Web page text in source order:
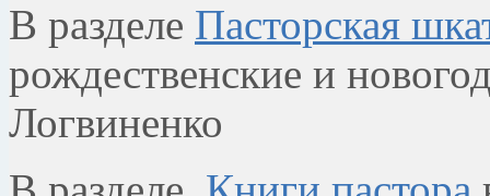
В разделе Пасторская
рождественские и
Логвиненко